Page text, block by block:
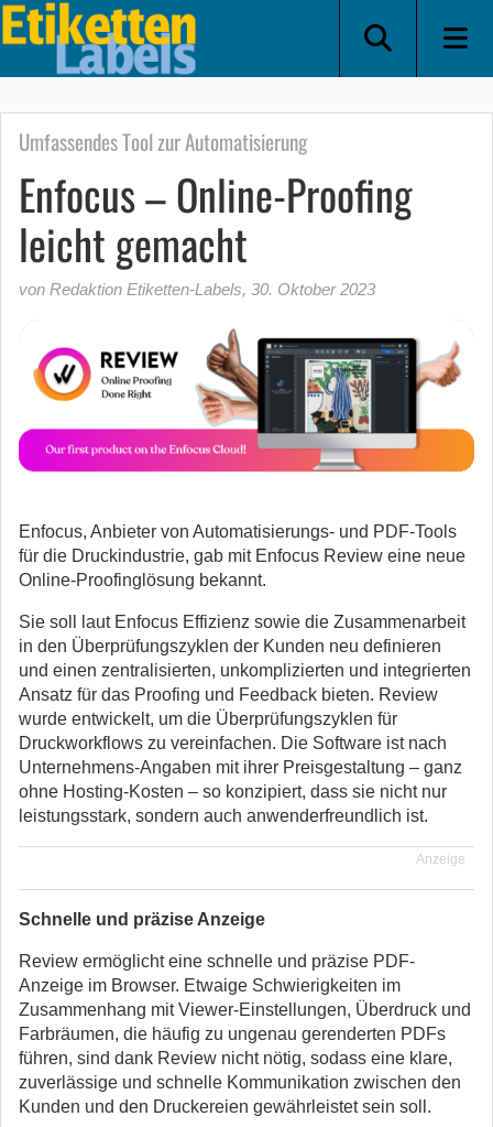
Umfassendes Tool zur Automatisierung
Enfocus – Online-Proofing
leicht gemacht
von Redaktion Etiketten-Labels, 30. Oktober 2023
Enfocus, Anbieter von Automatisierungs- und PDF-Tools
für die Druckindustrie, gab mit Enfocus Review eine neue
Online-Proofinglösung bekannt.
Sie soll laut Enfocus Effizienz sowie die Zusammenarbeit
in den Überprüfungszyklen der Kunden neu definieren
und einen zentralisierten, unkomplizierten und integrierten
Ansatz für das Proofing und Feedback bieten. Review
wurde entwickelt, um die Überprüfungszyklen für
Druckworkflows zu vereinfachen. Die Software ist nach
Unternehmens-Angaben mit ihrer Preisgestaltung – ganz
ohne Hosting-Kosten – so konzipiert, dass sie nicht nur
leistungsstark, sondern auch anwenderfreundlich ist.
Anzeige
Schnelle und präzise Anzeige
Review ermöglicht eine schnelle und präzise PDF-
Anzeige im Browser. Etwaige Schwierigkeiten im
Zusammenhang mit Viewer-Einstellungen, Überdruck und
Farbräumen, die häufig zu ungenau gerenderten PDFs
führen, sind dank Review nicht nötig, sodass eine klare,
zuverlässige und schnelle Kommunikation zwischen den
Kunden und den Druckereien gewährleistet sein soll.